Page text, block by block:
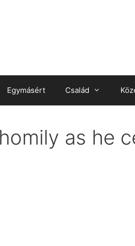
Egymásért Család
as he